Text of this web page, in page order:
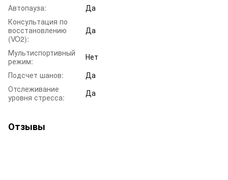
Автопауза:
Да
Консультация по
восстановлению
(VO2):
Да
Мультиспортивный
режим:
Нет
Подсчет шанов:
Да
Отслеживание
уровня стресса:
Да
Отзывы